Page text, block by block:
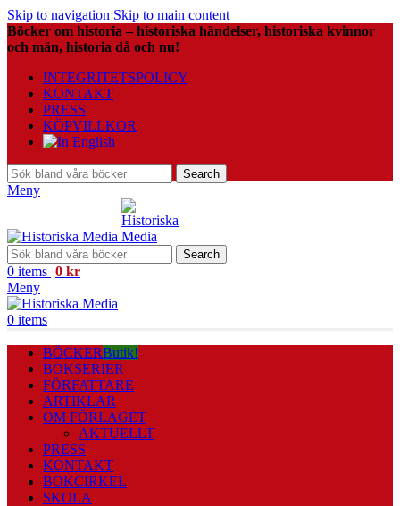
Skip to navigation Skip to main content
Böcker om historia – historiska händelser, historiska kvinnor
och män, historia då och nu!
INTEGRITETSPOLICY
KONTAKT
PRESS
KÖPVILLKOR
Search
Meny
Search
0 items 0 kr
Meny
0 items
BÖCKERButik!
BOKSERIER
FÖRFATTARE
ARTIKLAR
OM FÖRLAGET
AKTUELLT
PRESS
KONTAKT
BOKCIRKEL
SKOLA